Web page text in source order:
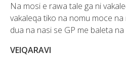
Na mosi e rawa tale ga ni
vakaleqa tiko na nomu moce
dua na nasi se GP me baleta
VEIQARAVI